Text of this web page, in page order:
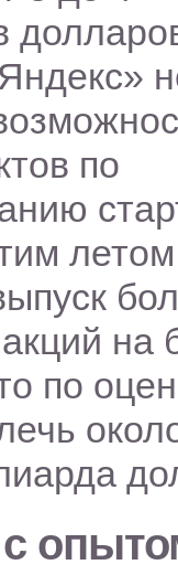
по
на
по